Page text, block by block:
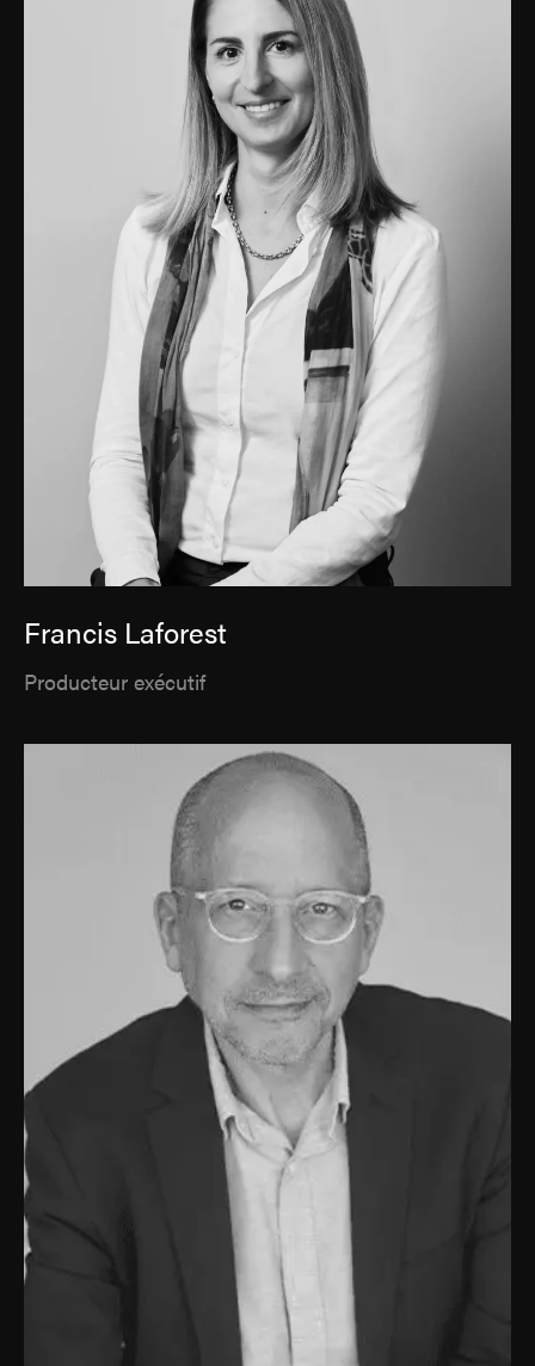
Francis Laforest
Producteur exécutif